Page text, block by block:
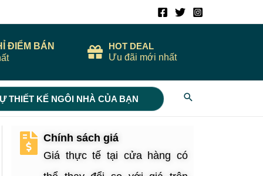
ĐIỂM BÁN
HOT DEAL
Ưu đãi mới nhất
THIẾT KẾ NGÔI NHÀ CỦA BẠN Search
Chính sách giá
Giá thực tế tại cửa hàng có